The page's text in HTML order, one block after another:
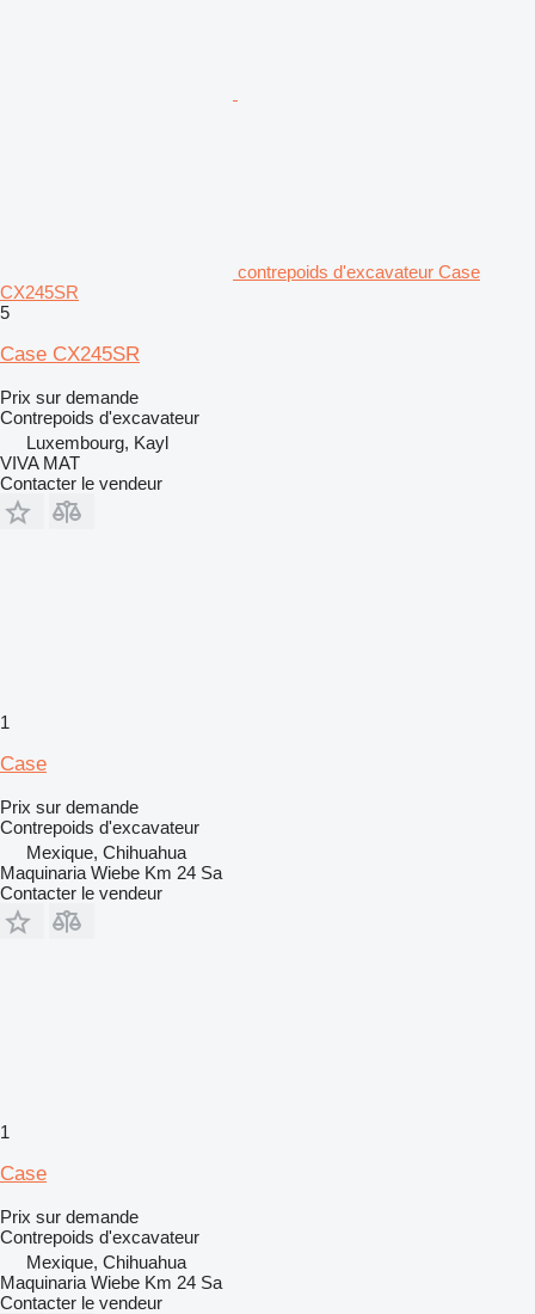
contrepoids d'excavateur Case
CX245SR
5
Case CX245SR
Prix sur demande
Contrepoids d'excavateur
Luxembourg, Kayl
VIVA MAT
Contacter le vendeur
1
Case
Prix sur demande
Contrepoids d'excavateur
Mexique, Chihuahua
Maquinaria Wiebe Km 24 Sa
Contacter le vendeur
1
Case
Prix sur demande
Contrepoids d'excavateur
Mexique, Chihuahua
Maquinaria Wiebe Km 24 Sa
Contacter le vendeur